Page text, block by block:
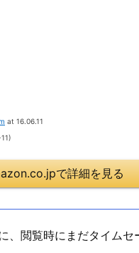
at 16.06.11
で詳細を見る
、閲覧時にまだタイムセ